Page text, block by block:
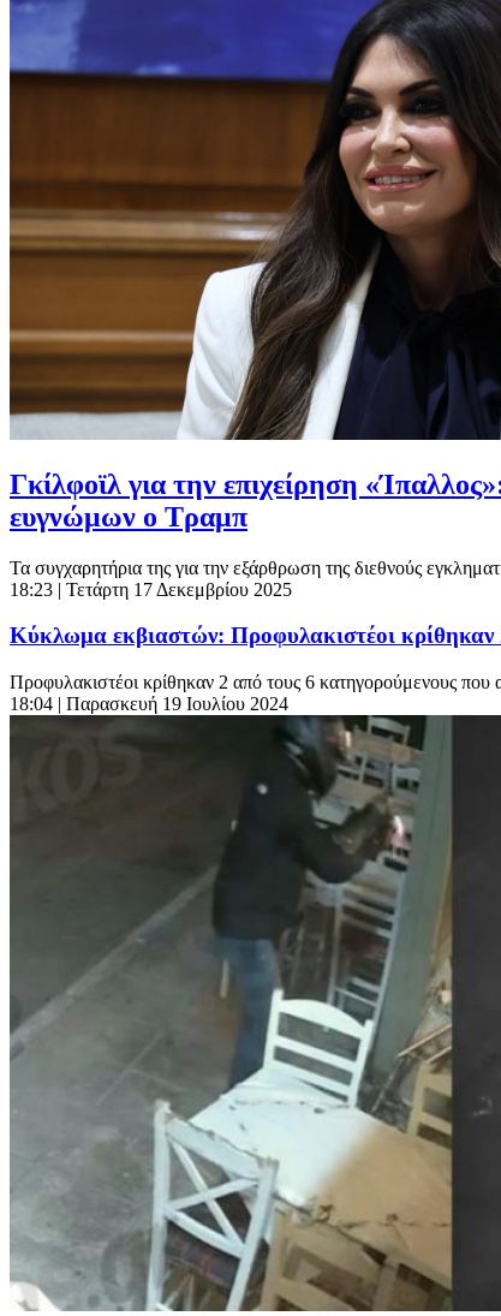
Γκίλφοϊλ για την επιχείρηση
ευγνώμων ο Τραμπ
Τα συγχαρητήρια της για την εξάρθρωση της διεθνούς
18:23 | Τετάρτη 17 Δεκεμβρίου 2025
Κύκλωμα εκβιαστών: Προφυλακιστέοι
Προφυλακιστέοι κρίθηκαν 2 από τους 6 κατηγορούμενους
18:04 | Παρασκευή 19 Ιουλίου 2024